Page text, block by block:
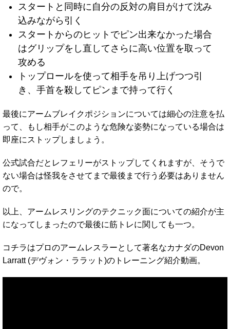
スタートと同時に自分の反対の肩目がけて沈み
込みながら引く
スタートからのヒットでピン出来なかった場合
はグリップをし直してさらに高い位置を取って
攻める
トップロールを使って相手を吊り上げつつ引
き、手首を殺してピンまで持って行く
最後にアームブレイクポジションについては細心の注意を払
って、もし相手がこのような危険な姿勢になっている場合は
即座にストップしましょう。
公式試合だとレフェリーがストップしてくれますが、そうで
ない場合は怪我をさせてまで最後まで行う必要はありません
ので。
以上、アームレスリングのテクニック面についての紹介が主
になってしまったので最後に筋トレに関しても一つ。
コチラはプロのアームレスラーとして著名なカナダのDevon
Larratt (デヴォン・ララット)のトレーニング紹介動画。